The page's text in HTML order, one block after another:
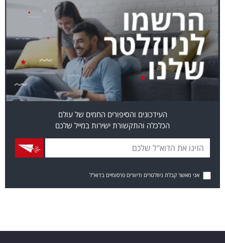
העידכונים והסיפורים החמים של עולם
הכלכלה והתקשורת ישירות במייל שלכם
אני מאשר קבלת ניוזלטרים ודיוורים פרסומיים בדוא"ל